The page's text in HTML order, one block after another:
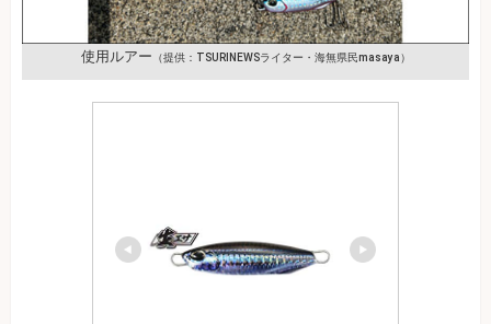
使用ルアー （提供：TSURINEWSライター・海無県民masaya）